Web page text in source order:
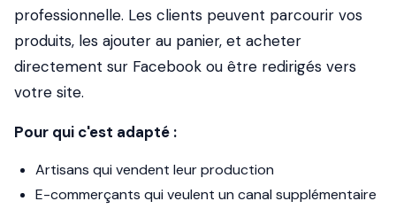
professionnelle. Les clients peuvent parcourir vos
produits, les ajouter au panier, et acheter
directement sur Facebook ou être redirigés vers
votre site.
Pour qui c'est adapté :
Artisans qui vendent leur production
E-commerçants qui veulent un canal supplémentaire